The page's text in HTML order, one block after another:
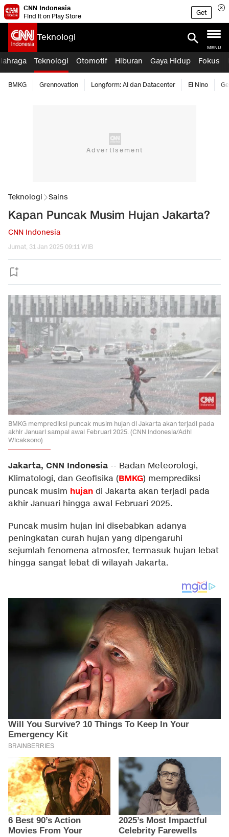
CNN Indonesia
Find it on Play Store
Get
Teknologi
MENU
Teknologi Otomotif Hiburan Gaya Hidup Fokus
BMKG Grennovation Longform: AI dan Datacenter El Nino
Teknologi Sains
Kapan Puncak Musim Hujan Jakarta?
CNN Indonesia
Jumat, 31 Jan 2025 09:11 WIB
BMKG memprediksi puncak musim hujan di Jakarta akan terjadi pada
akhir Januari sampai awal Februari 2025. (CNN Indonesia/Adhi
Wicaksono)
Jakarta, CNN Indonesia -- Badan Meteorologi,
Klimatologi, dan Geofisika (BMKG) memprediksi
puncak musim hujan di Jakarta akan terjadi pada
akhir Januari hingga awal Februari 2025.
Puncak musim hujan ini disebabkan adanya
peningkatan curah hujan yang dipengaruhi
sejumlah fenomena atmosfer, termasuk hujan lebat
hingga sangat lebat di wilayah Jakarta.